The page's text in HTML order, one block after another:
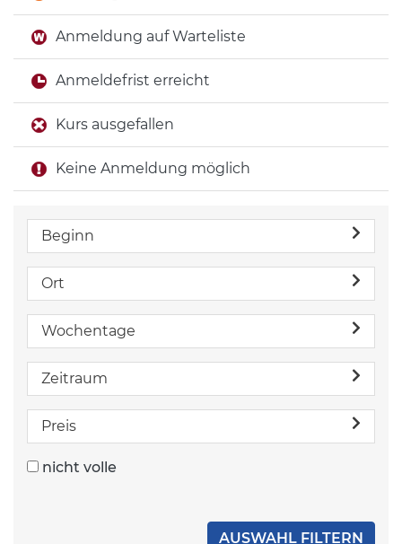
Anmeldung auf Warteliste
Anmeldefrist erreicht
Kurs ausgefallen
Keine Anmeldung möglich
Beginn
Ort
Wochentage
Zeitraum
Preis
nicht volle